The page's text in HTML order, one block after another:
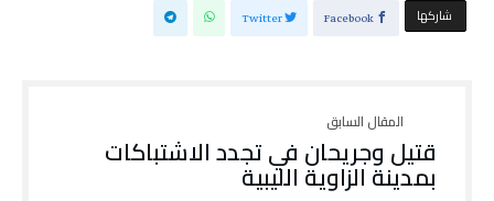
‫‫ شاركها‬ Facebook
Twitter
قتيل وجريحان في تجدد الاشتباكات
بمدينة الزاوية الليبية